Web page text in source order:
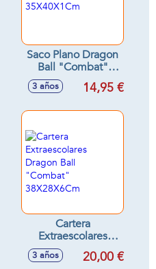
Saco Plano Dragon
Ball "Combat"
35X40X1Cm
3 años 14,95 €
Cartera
Extraescolares
Dragon Ball
"Combat"
3 años 20,00 €